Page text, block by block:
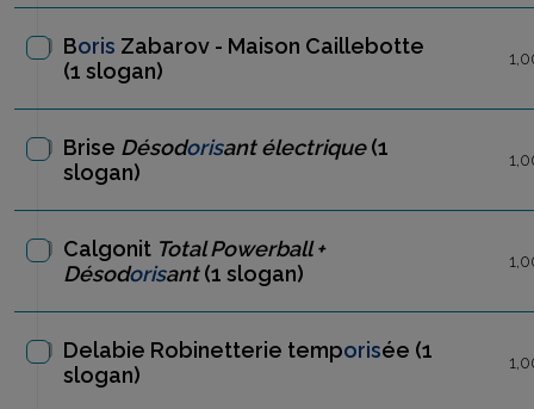
Boris Zabarov - Maison Caillebotte
(1 slogan)
Brise Désodorisant électrique(1
slogan)
Calgonit Total Powerball +
Désodorisant(1 slogan)
Delabie Robinetterie temporisée (1
slogan)